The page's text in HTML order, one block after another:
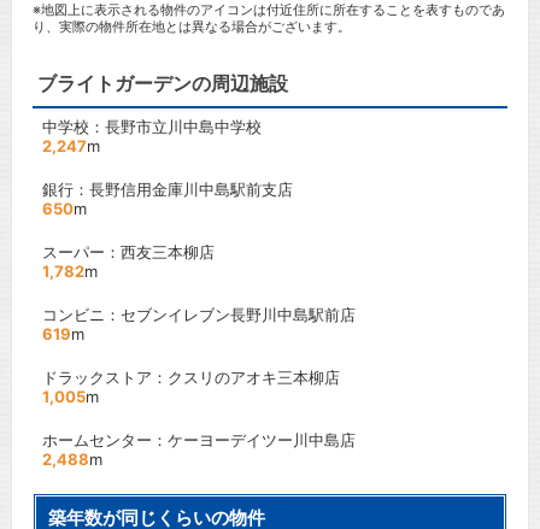
※地図上に表示される物件のアイコンは付近住所に所在することを表すものであ
り、実際の物件所在地とは異なる場合がございます。
ブライトガーデンの周辺施設
中学校：長野市立川中島中学校
2,247m
銀行：長野信用金庫川中島駅前支店
650m
スーパー：西友三本柳店
1,782m
コンビニ：セブンイレブン長野川中島駅前店
619m
ドラックストア：クスリのアオキ三本柳店
1,005m
ホームセンター：ケーヨーデイツー川中島店
2,488m
築年数が同じくらいの物件